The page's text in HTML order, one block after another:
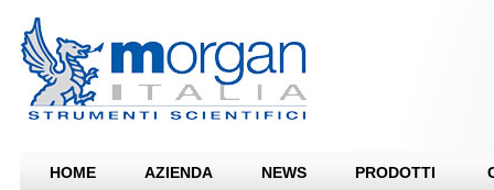
HOME AZIENDA NEWS PRODOTTI